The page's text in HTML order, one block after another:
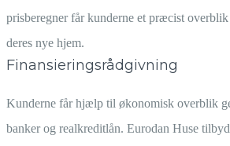
prisberegner får kunderne et præcist
deres nye hjem.
Finansieringsrådgivning
Kunderne får hjælp til økonomisk overblik
banker og realkreditlån. Eurodan Huse